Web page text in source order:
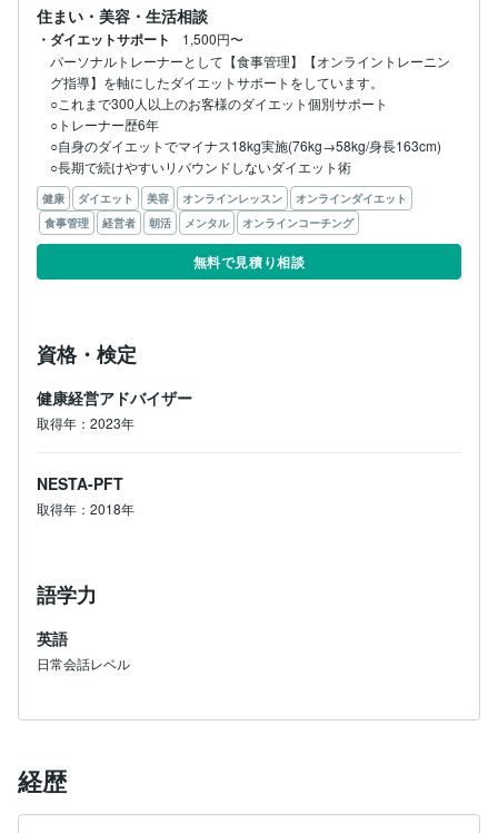
住まい・美容・生活相談
・ダイエットサポート
1,500円〜
パーソナルトレーナーとして【食事管理】【オンライントレーニン
グ指導】を軸にしたダイエットサポートをしています。
○これまで300人以上のお客様のダイエット個別サポート
○トレーナー歴6年
○自身のダイエットでマイナス18kg実施(76kg→58kg/身長163cm)
○長期で続けやすいリバウンドしないダイエット術
健康 ダイエット 美容 オンラインレッスン
オンラインダイエット
食事管理
経営者 朝活 メンタル オンラインコーチング
無料で見積り相談
資格・検定
健康経営アドバイザー
取得年：2023年
NESTA-PFT
取得年：2018年
語学力
英語
日常会話レベル
経歴